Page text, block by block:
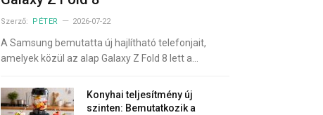
Szerző: PÉTER 2026-07-22
A Samsung bemutatta új hajlítható telefonjait,
amelyek közül az alap Galaxy Z Fold 8 lett a…
Konyhai teljesítmény új
szinten: Bemutatkozik a